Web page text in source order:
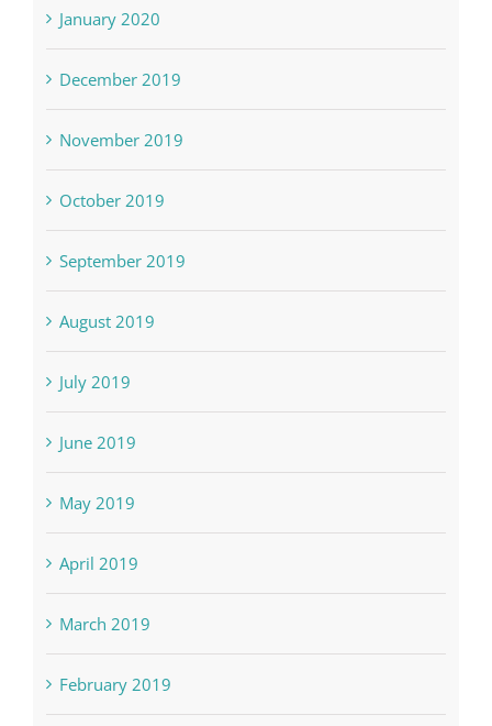
January 2020
December 2019
November 2019
October 2019
September 2019
August 2019
July 2019
June 2019
May 2019
April 2019
March 2019
February 2019